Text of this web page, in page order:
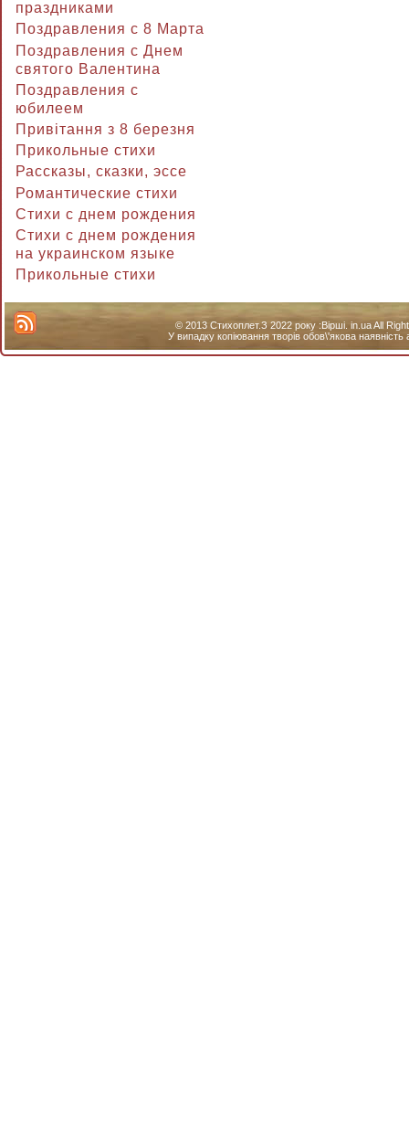
праздниками
Поздравления с 8 Марта
Поздравления с Днем
святого Валентина
Поздравления с
юбилеем
Привітання з 8 березня
Прикольные стихи
Рассказы, сказки, эссе
Романтические стихи
Стихи с днем рождения
Стихи с днем рождения
на украинском языке
Прикольные стихи
© 2013 Стихоплет.З 2022 року :Вірші. in.ua All
У випадку копіювання творів обов\'якова наявність